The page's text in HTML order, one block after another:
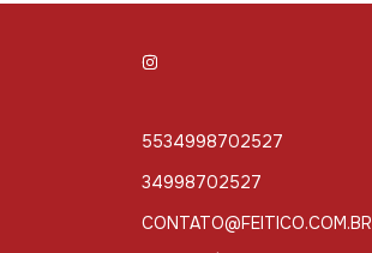
5534998702527
34998702527
CONTATO@FEITICO.COM.BR